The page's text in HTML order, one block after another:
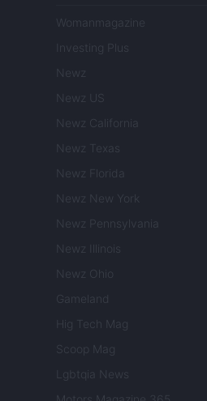
Womanmagazine
Investing Plus
Newz
Newz US
Newz California
Newz Texas
Newz Florida
Newz New York
Newz Pennsylvania
Newz Illinois
Newz Ohio
Gameland
Hig Tech Mag
Scoop Mag
Lgbtqia News